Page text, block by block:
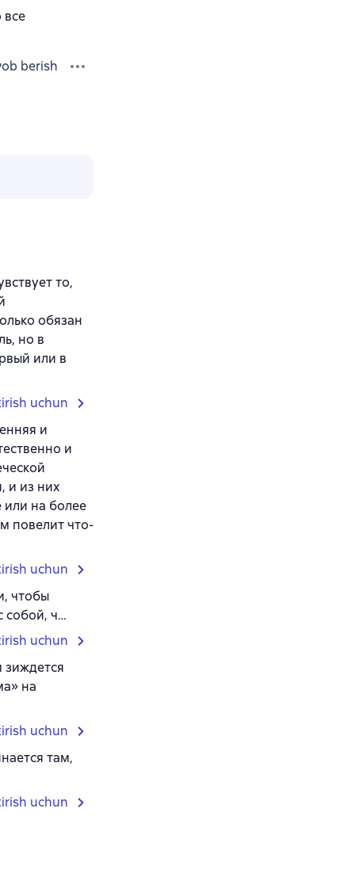
все
berish
то,
обязан
но в
или в
uchun
и
и
и из них
или на более
повелит что-
uchun
чтобы
собой, ч…
uchun
зиждется
на
uchun
там,
uchun